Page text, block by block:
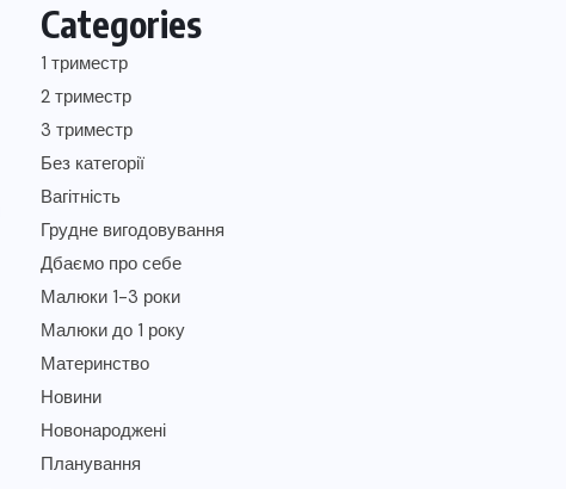
Categories
1 триместр
2 триместр
3 триместр
Без категорії
Вагітність
Грудне вигодовування
Дбаємо про себе
Малюки 1-3 роки
Малюки до 1 року
Материнство
Новини
Новонароджені
Планування